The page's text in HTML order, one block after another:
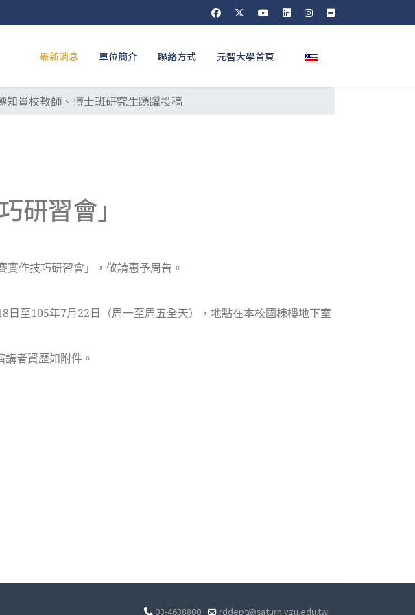
最新消息 單位簡介 聯絡方式 元智大學首頁 選擇你的語言
貴校教師、博士班研究生踴躍投稿
研習會」
作技巧研習會」，敬請惠予周告。
至105年7月22日（周一至周五全天），地點在本校國棟樓地下室
者資歷如附件。
03-4638800 rddept@saturn.yzu.edu.tw